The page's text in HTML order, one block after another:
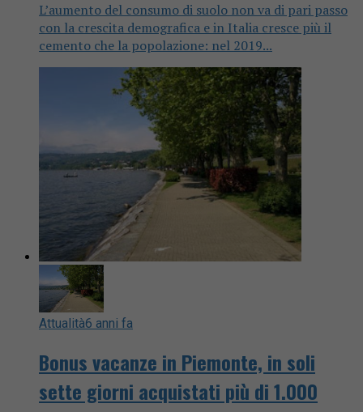
L’aumento del consumo di suolo non va di pari passo
con la crescita demografica e in Italia cresce più il
cemento che la popolazione: nel 2019...
Attualità6 anni fa
Bonus vacanze in Piemonte, in soli
sette giorni acquistati più di 1.000